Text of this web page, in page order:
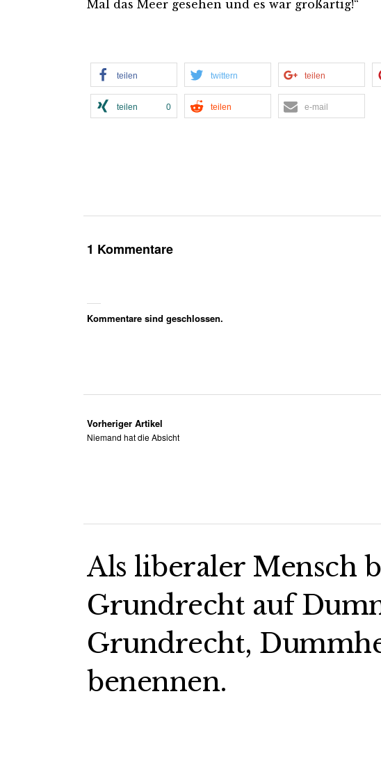
Mal das Meer gesehen und es war großartig!“
teilen twittern teilen
teilen 0 teilen e-mail
1 Kommentare
Kommentare sind geschlossen.
Vorheriger Artikel
Niemand hat die Absicht
Als liberaler Mensch
Grundrecht auf
Grundrecht,
benennen.